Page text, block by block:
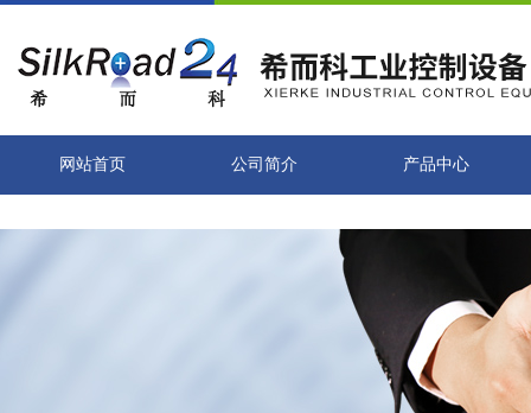
网站首页 公司简介 产品中心